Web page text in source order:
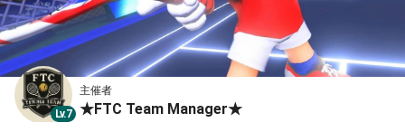
Lv.7
主催者
★FTC Team Manager★